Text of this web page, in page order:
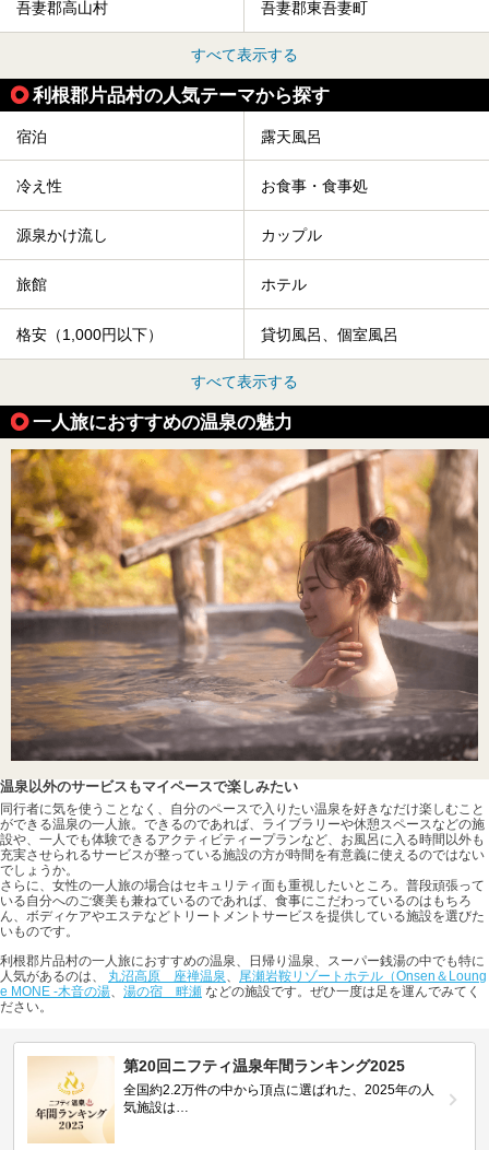
吾妻郡高山村 吾妻郡東吾妻町
すべて表示する
利根郡片品村の人気テーマから探す
宿泊 露天風呂
冷え性 お食事・食事処
源泉かけ流し カップル
旅館 ホテル
格安（1,000円以下） 貸切風呂、個室風呂
すべて表示する
一人旅におすすめの温泉の魅力
温泉以外のサービスもマイペースで楽しみたい
同行者に気を使うことなく、自分のペースで入りたい温泉を好きなだけ楽しむこと
ができる温泉の一人旅。できるのであれば、ライブラリーや休憩スペースなどの施
設や、一人でも体験できるアクティビティープランなど、お風呂に入る時間以外も
充実させられるサービスが整っている施設の方が時間を有意義に使えるのではない
でしょうか。
さらに、女性の一人旅の場合はセキュリティ面も重視したいところ。普段頑張って
いる自分へのご褒美も兼ねているのであれば、食事にこだわっているのはもちろ
ん、ボディケアやエステなどトリートメントサービスを提供している施設を選びた
いものです。
利根郡片品村の一人旅におすすめの温泉、日帰り温泉、スーパー銭湯の中でも特に
人気があるのは、 丸沼高原 座禅温泉、 尾瀬岩鞍リゾートホテル（Onsen＆Loung
e MONE -木音の湯、 湯の宿 畔瀬 などの施設です。ぜひ一度は足を運んでみてく
ださい。
第20回ニフティ温泉年間ランキング2025
全国約2.2万件の中から頂点に選ばれた、2025年の人
気施設は…